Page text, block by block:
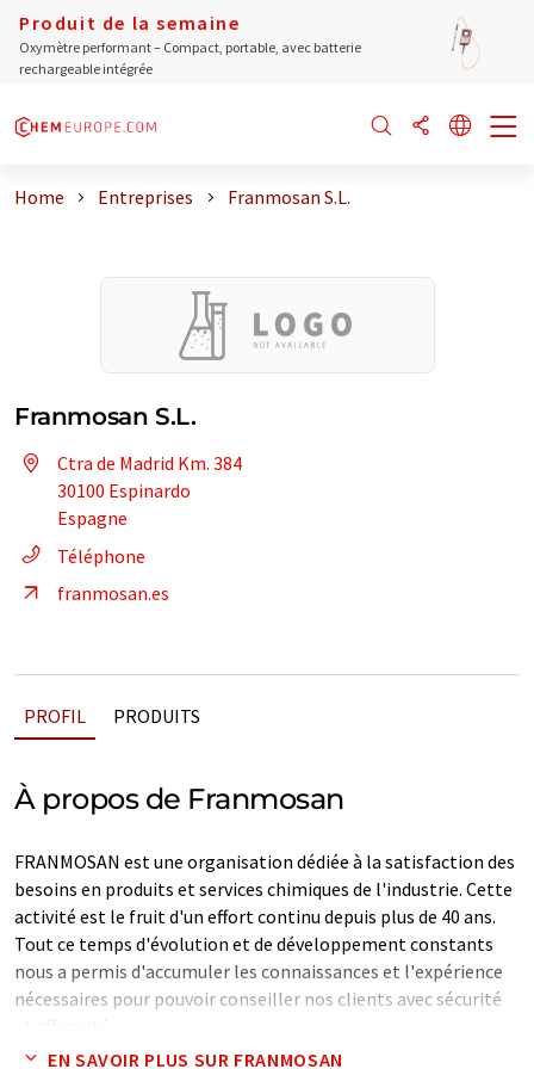
Produit de la semaine
Oxymètre performant – Compact, portable, avec batterie
rechargeable intégrée
Home Entreprises Franmosan S.L.
Franmosan S.L.
Ctra de Madrid Km. 384
30100 Espinardo
Espagne
Téléphone
franmosan.es
PROFIL PRODUITS
À propos de Franmosan
FRANMOSAN est une organisation dédiée à la satisfaction des
besoins en produits et services chimiques de l'industrie. Cette
activité est le fruit d'un effort continu depuis plus de 40 ans.
Tout ce temps d'évolution et de développement constants
nous a permis d'accumuler les connaissances et l'expérience
nécessaires pour pouvoir conseiller nos clients avec sécurité
EN SAVOIR PLUS SUR FRANMOSAN